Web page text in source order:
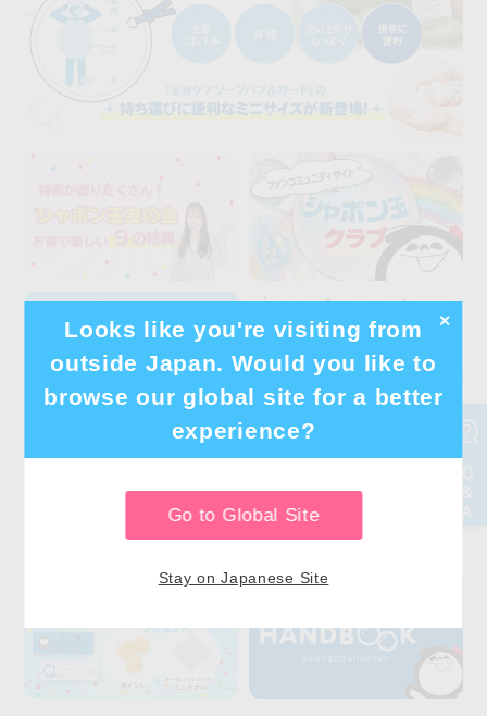
Looks like you're visiting from
outside Japan. Would you like to
browse our global site for a better
experience?
✕
Go to Global Site
Stay on Japanese Site